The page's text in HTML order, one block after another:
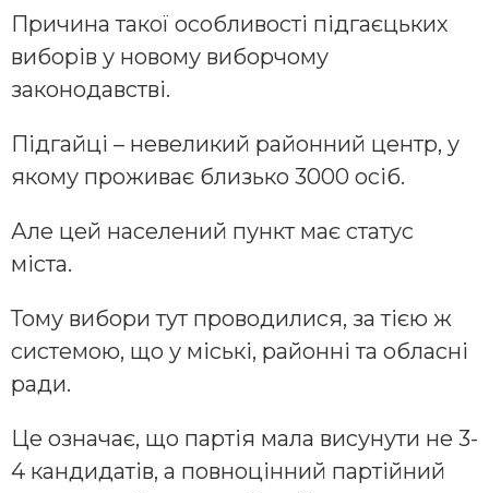
Причина такої особливості підгаєцьких
виборів у новому виборчому
законодавстві.
Підгайці – невеликий районний центр, у
якому проживає близько 3000 осіб.
Але цей населений пункт має статус
міста.
Тому вибори тут проводилися, за тією ж
системою, що у міські, районні та обласні
ради.
Це означає, що партія мала висунути не 3-
4 кандидатів, а повноцінний партійний